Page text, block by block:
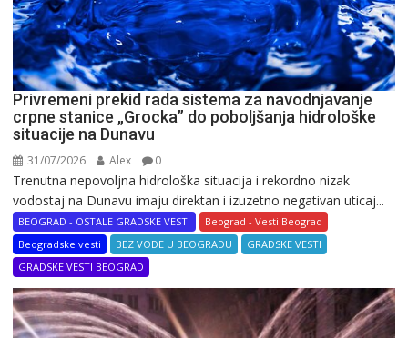
Privremeni prekid rada sistema za navodnjavanje
crpne stanice „Grocka” do poboljšanja hidrološke
situacije na Dunavu
31/07/2026 Alex 0
Trenutna nepovoljna hidrološka situacija i rekordno nizak
vodostaj na Dunavu imaju direktan i izuzetno negativan uticaj...
BEOGRAD - OSTALE GRADSKE VESTI
Beograd - Vesti Beograd
Beogradske vesti
BEZ VODE U BEOGRADU
GRADSKE VESTI
GRADSKE VESTI BEOGRAD